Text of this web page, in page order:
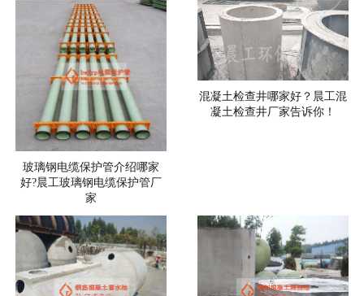
玻璃钢电缆保护管介绍哪家
好?晨工玻璃钢电缆保护管厂
家
混凝土检查井哪家好？晨工混
凝土检查井厂家告诉你！